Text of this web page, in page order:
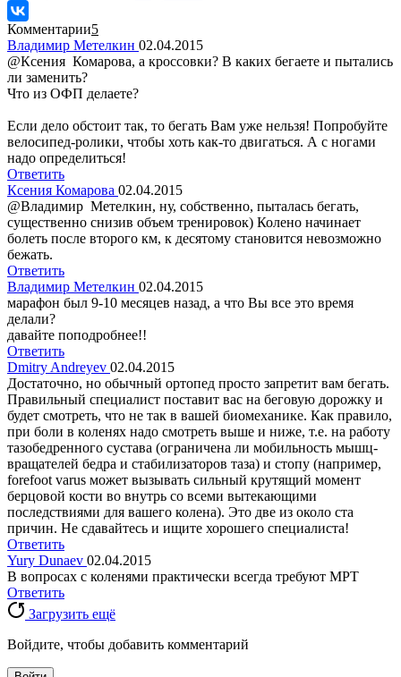
Комментарии5
Владимир Метелкин 02.04.2015
@Ксения Комарова, а кроссовки? В каких бегаете и пытались
ли заменить?
Что из ОФП делаете?
Если дело обстоит так, то бегать Вам уже нельзя! Попробуйте
велосипед-ролики, чтобы хоть как-то двигаться. А с ногами
надо определиться!
Ответить
Ксения Комарова 02.04.2015
@Владимир Метелкин, ну, собственно, пыталась бегать,
существенно снизив объем тренировок) Колено начинает
болеть после второго км, к десятому становится невозможно
бежать.
Ответить
Владимир Метелкин 02.04.2015
марафон был 9-10 месяцев назад, а что Вы все это время
делали?
давайте поподробнее!!
Ответить
Dmitry Andreyev 02.04.2015
Достаточно, но обычный ортопед просто запретит вам бегать.
Правильный специалист поставит вас на беговую дорожку и
будет смотреть, что не так в вашей биомеханике. Как правило,
при боли в коленях надо смотреть выше и ниже, т.е. на работу
тазобедренного сустава (ограничена ли мобильность мышц-
вращателей бедра и стабилизаторов таза) и стопу (например,
forefoot varus может вызывать сильный крутящий момент
берцовой кости во внутрь со всеми вытекающими
последствиями для вашего колена). Это две из около ста
причин. Не сдавайтесь и ищите хорошего специалиста!
Ответить
Yury Dunaev 02.04.2015
В вопросах с коленями практически всегда требуют МРТ
Ответить
Загрузить ещё
Войдите, чтобы добавить комментарий